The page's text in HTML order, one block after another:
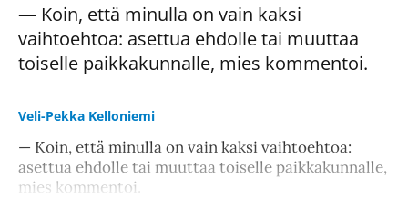
— Koin, että minulla on vain kaksi
vaihtoehtoa: asettua ehdolle tai muuttaa
toiselle paikkakunnalle, mies kommentoi.
Veli-Pekka Kelloniemi
— Koin, että minulla on vain kaksi vaihtoehtoa:
asettua ehdolle tai muuttaa toiselle paikkakunnalle,
mies kommentoi.